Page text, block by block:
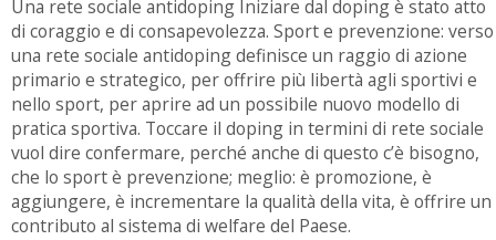
Una rete sociale antidoping Iniziare dal doping è stato atto
di coraggio e di consapevolezza. Sport e prevenzione: verso
una rete sociale antidoping definisce un raggio di azione
primario e strategico, per offrire più libertà agli sportivi e
nello sport, per aprire ad un possibile nuovo modello di
pratica sportiva. Toccare il doping in termini di rete sociale
vuol dire confermare, perché anche di questo c’è bisogno,
che lo sport è prevenzione; meglio: è promozione, è
aggiungere, è incrementare la qualità della vita, è offrire un
contributo al sistema di welfare del Paese.